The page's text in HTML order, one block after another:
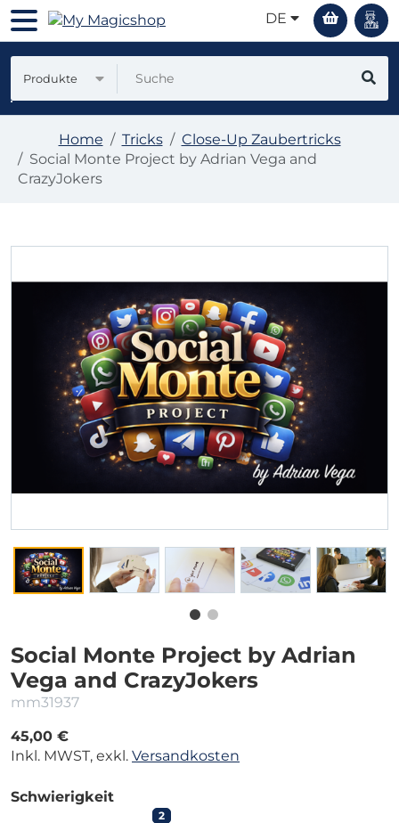
DE
Produkte
Home Tricks
Close-Up Zaubertricks
Social Monte Project by Adrian Vega and
CrazyJokers
Social Monte Project by Adrian
Vega and CrazyJokers
mm31937
45,00 €
Inkl. MWST, exkl. Versandkosten
Schwierigkeit
2